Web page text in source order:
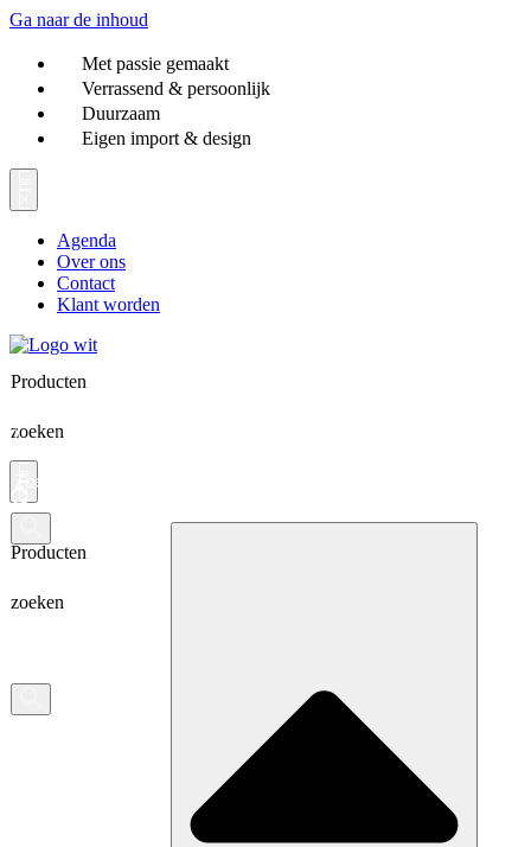
Ga naar de inhoud
Met passie gemaakt
Verrassend & persoonlijk
Duurzaam
Eigen import & design
Agenda
Over ons
Contact
Klant worden
Producten
zoeken
Producten
zoeken